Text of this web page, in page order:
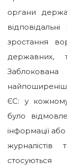
органи
зростання
державних,
ЄС: у
було
інформації